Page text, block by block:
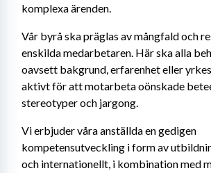
komplexa ärenden.
Vår byrå ska präglas av mångfald och
enskilda medarbetaren. Här ska alla
oavsett bakgrund, erfarenhet eller
aktivt för att motarbeta oönskade
stereotyper och jargong.
Vi erbjuder våra anställda en gedigen
kompetensutveckling i form av
och internationellt, i kombination med